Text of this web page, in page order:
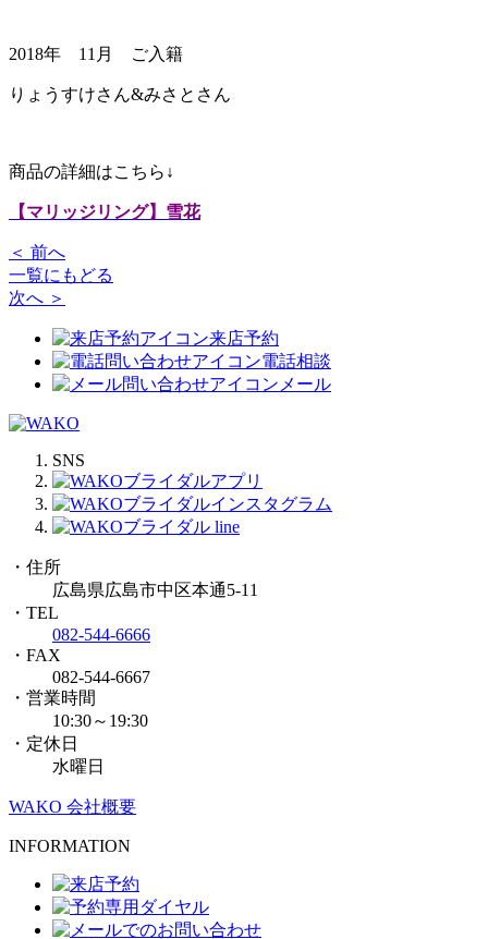
2018年 11月 ご入籍
りょうすけさん&みさとさん
商品の詳細はこちら↓
【マリッジリング】雪花
＜ 前へ
一覧にもどる
次へ ＞
来店予約
電話相談
メール
SNS
・住所
広島県広島市中区本通5-11
・TEL
082-544-6666
・FAX
082-544-6667
・営業時間
10:30～19:30
・定休日
水曜日
WAKO 会社概要
INFORMATION